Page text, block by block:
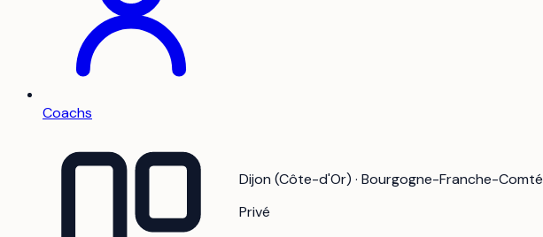
Coachs
Dijon (Côte-d'Or) · Bourgogne-Franche-Comté
Privé